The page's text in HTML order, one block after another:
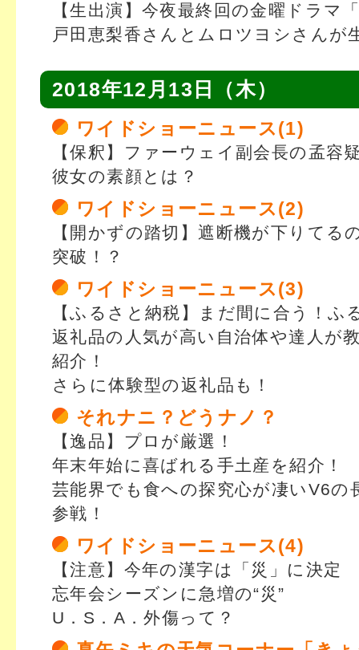
【生出演】今夜最終回の金曜ドラマ
戸田恵梨香さんとムロツヨシさんが
2018年12月13日（木）
ワイドショーニュース(1)
【保釈】ファーウェイ副会長の孟容
彼女の素顔とは？
ワイドショーニュース(2)
【開かずの踏切】遮断機が下りてる
突破！？
ワイドショーニュース(3)
【ふるさと納税】まだ間に合う！ふ
返礼品の人気が高い自治体や達人が
紹介！
さらに体験型の返礼品も！
それナニ？どうナノ？
【逸品】プロが厳選！
年末年始に喜ばれる手土産を紹介！
芸能界でも食への探究心が凄いV6の
参戦！
ワイドショーニュース(4)
【注意】今年の漢字は「災」に決定
忘年会シーズンに急増の“災”
U．S．A．外傷って？